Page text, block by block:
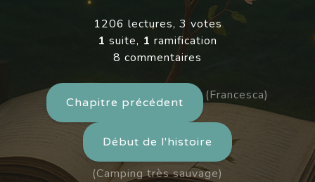
1206 lectures, 3 votes
1 suite, 1 ramification
8 commentaires
Chapitre précédent (Francesca)
Début de l'histoire
(Camping très sauvage)